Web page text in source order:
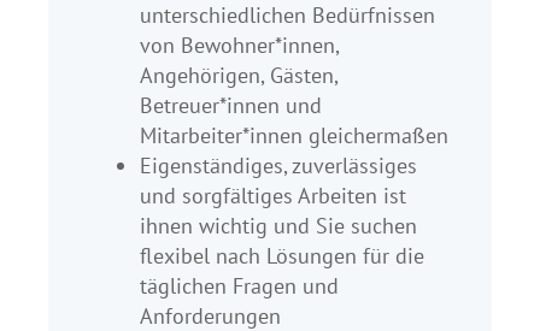
unterschiedlichen Bedürfnissen
von Bewohner*innen,
Angehörigen, Gästen,
Betreuer*innen und
Mitarbeiter*innen gleichermaßen
Eigenständiges, zuverlässiges
und sorgfältiges Arbeiten ist
ihnen wichtig und Sie suchen
flexibel nach Lösungen für die
täglichen Fragen und
Anforderungen